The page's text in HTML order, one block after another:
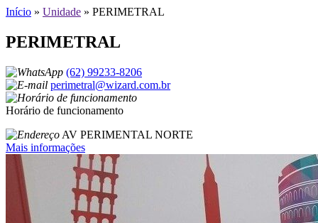
Início » Unidade » PERIMETRAL
PERIMETRAL
(62) 99233-8206
perimetral@wizard.com.br
Horário de funcionamento
AV PERIMENTAL NORTE
Mais informações